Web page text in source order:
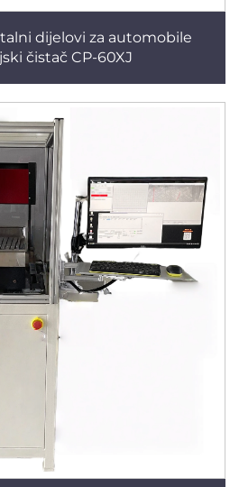
dijelovi za automobile
čistač CP-60XJ